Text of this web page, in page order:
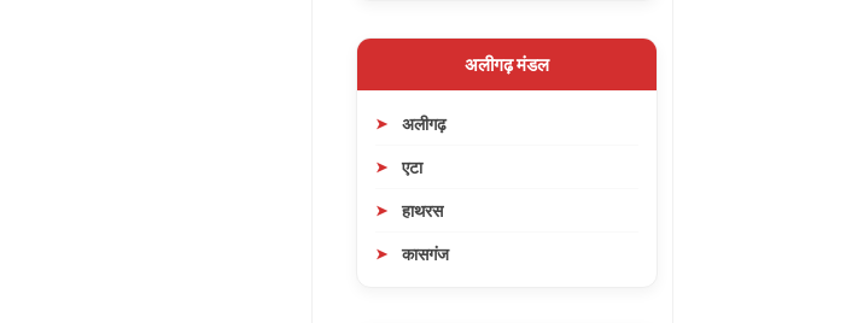
अलीगढ़ मंडल
अलीगढ़
एटा
हाथरस
कासगंज